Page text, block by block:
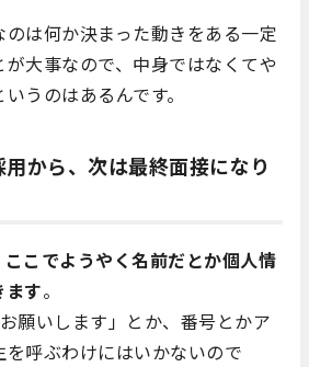
のは何か決まった動きをある一定
大事なので、中身ではなくてや
うのはあるんです。
から、次は最終面接になり
ここでようやく名前だとか個人情
す。
願いします」とか、番号とかア
呼ぶわけにはいかないので